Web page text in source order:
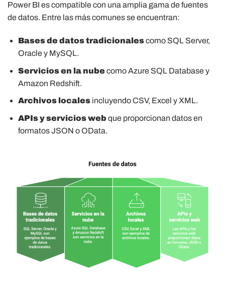
Power BI es compatible con una amplia gama de fuentes
de datos. Entre las más comunes se encuentran:
Bases de datos tradicionalescomo SQL Server,
Oracle y MySQL.
Servicios en la nube como Azure SQL Database y
Amazon Redshift.
Archivos localesincluyendo CSV, Excel y XML.
APIs y servicios web que proporcionan datos en
formatos JSON o OData.